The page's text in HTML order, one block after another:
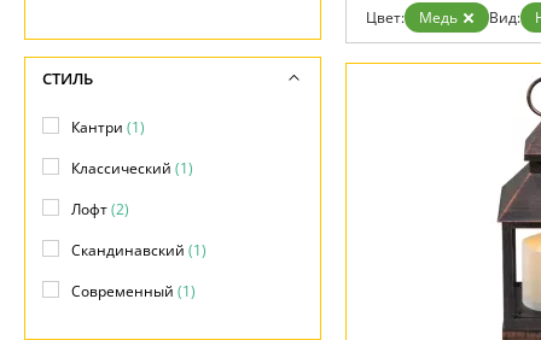
Установка
Дизайнерам
Контакты
Современный
Флористика
Хай тек
Цвет: Медь Вид:
СТИЛЬ
Кантри (1)
Классический (1)
Лофт(2)
Скандинавский (1)
Современный (1)